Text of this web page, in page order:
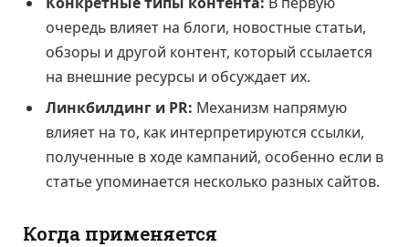
очередь влияет на блоги, новостные статьи,
обзоры и другой контент, который ссылается
на внешние ресурсы и обсуждает их.
Линкбилдинг и PR: Механизм напрямую
влияет на то, как интерпретируются ссылки,
полученные в ходе кампаний, особенно если в
статье упоминается несколько разных сайтов.
Когда применяется